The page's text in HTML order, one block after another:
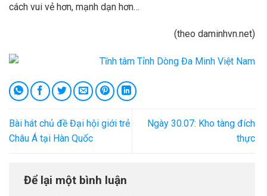
cách vui vẻ hơn, mạnh dạn hơn…
(theo daminhvn.net)
Bài hát chủ đề Đại hội giới trẻ
Châu Á tại Hàn Quốc
Ngày 30.07: Kho tàng đích
thực
Để lại một bình luận